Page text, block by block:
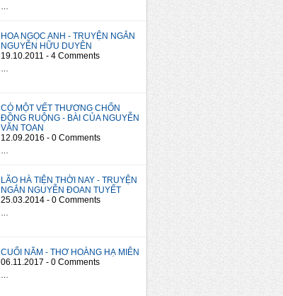
HOA NGỌC ANH - TRUYỆN NGẮN
NGUYỄN HỮU DUYÊN
19.10.2011 - 4 Comments
CÓ MỘT VẾT THƯƠNG CHỐN
ĐỒNG RUỘNG - BÀI CỦA NGUYỄN
VĂN TOAN
12.09.2016 - 0 Comments
LÃO HÀ TIỆN THỜI NAY - TRUYỆN
NGẮN NGUYỄN ĐOAN TUYẾT
25.03.2014 - 0 Comments
CUỐI NĂM - THƠ HOÀNG HẠ MIÊN
06.11.2017 - 0 Comments